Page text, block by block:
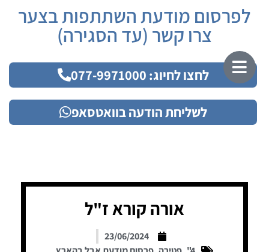
לפרסום מודעת השתתפות בצער
צרו קשר (עד הסגירה)
לחצו לחיוג: 077-9971000
לשליחת הודעה בוואטסאפ
אורה קורא ז"ל
23/06/2024